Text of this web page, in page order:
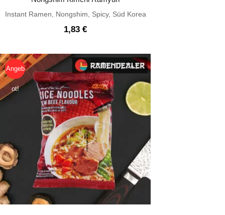
Instant Ramen Nongshim Spicy, Süd Korea
1,83 €
Angeb
ot!